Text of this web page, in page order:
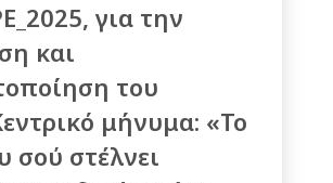
για την
και
του
μήνυμα: «Το
σού στέλνει